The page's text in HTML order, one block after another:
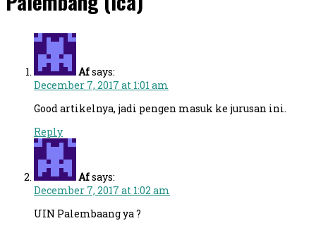
Afsays:
December 7, 2017 at 1:01 am
Good artikelnya, jadi pengen masuk ke jurusan ini.
Reply
Afsays:
December 7, 2017 at 1:02 am
UIN Palembaang ya ?